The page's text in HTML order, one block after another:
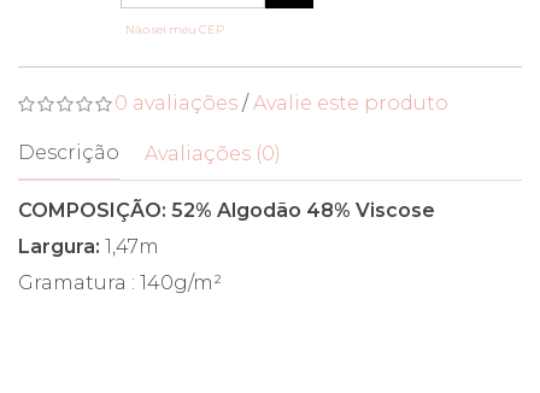
Não sei meu CEP
0 avaliações /Avalie este produto
Descrição Avaliações (0)
COMPOSIÇÃO: 52% Algodão 48% Viscose
Largura: 1,47m
Gramatura : 140g/m²